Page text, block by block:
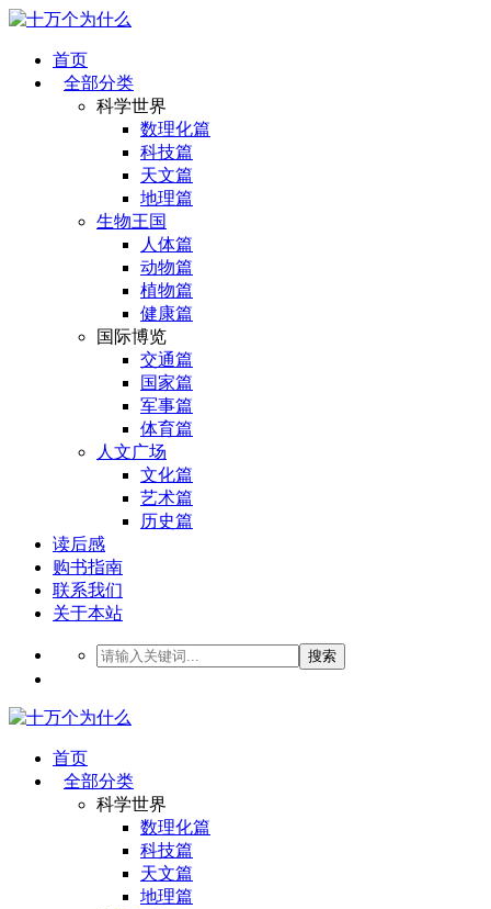
首页
全部分类
科学世界
数理化篇
科技篇
天文篇
地理篇
生物王国
人体篇
动物篇
植物篇
健康篇
国际博览
交通篇
国家篇
军事篇
体育篇
人文广场
文化篇
艺术篇
历史篇
读后感
购书指南
联系我们
关于本站
搜索
首页
全部分类
科学世界
数理化篇
科技篇
天文篇
地理篇